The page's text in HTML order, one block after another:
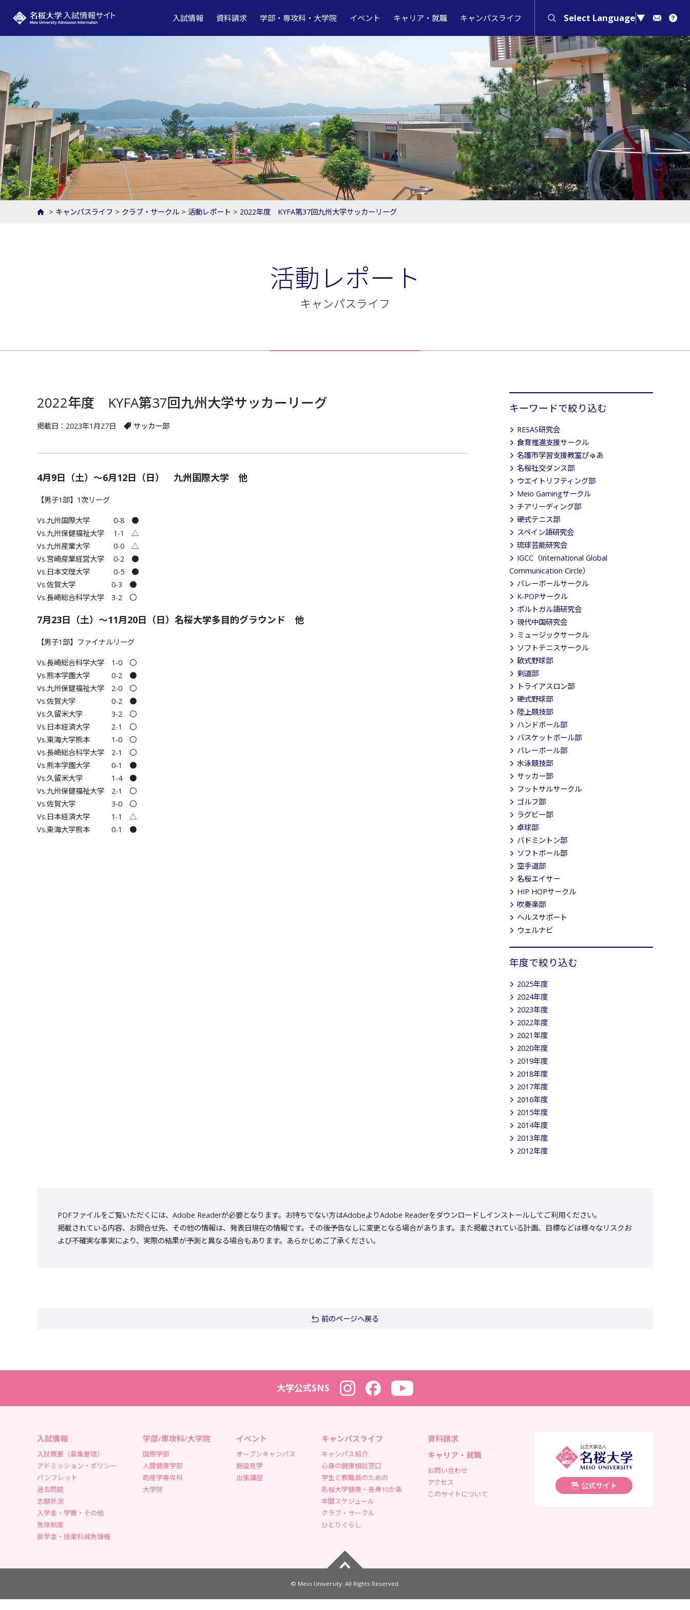
名桜大学 入試情報サイト
入試情報 資料請求 学部・専攻科・大学院 イベント キャリア・就職 キャンパスライフ Select Language▼
> キャンパスライフ > クラブ・サークル > 活動レポート > 2022年度 KYFA第37回九州大学サッカーリーグ
活動レポート
キャンパスライフ
2022年度 KYFA第37回九州大学サッカーリーグ
掲載日：2023年1月27日 サッカー部
4月9日（土）～6月12日（日） 九州国際大学 他
【男子1部】1次リーグ
Vs.九州国際大学 0-8 ●
Vs.九州保健福祉大学 1-1 △
Vs.九州産業大学 0-0 △
Vs.宮崎産業経営大学 0-2 ●
Vs.日本文理大学 0-5 ●
Vs.佐賀大学 0-3 ●
Vs.長崎総合科学大学 3-2 〇
7月23日（土）～11月20日（日）名桜大学多目的グラウンド 他
【男子1部】ファイナルリーグ
Vs.長崎総合科学大学 1-0 〇
Vs.熊本学園大学 0-2 ●
Vs.九州保健福祉大学 2-0 〇
Vs.佐賀大学 0-2 ●
Vs.久留米大学 3-2 〇
Vs.日本経済大学 2-1 〇
Vs.東海大学熊本 1-0 〇
Vs.長崎総合科学大学 2-1 〇
Vs.熊本学園大学 0-1 ●
Vs.久留米大学 1-4 ●
Vs.九州保健福祉大学 2-1 〇
Vs.佐賀大学 3-0 〇
Vs.日本経済大学 1-1 △
Vs.東海大学熊本 0-1 ●
キーワードで絞り込む
RESAS研究会
食育推進支援サークル
名護市学習支援教室ぴゅあ
名桜社交ダンス部
ウエイトリフティング部
Meio Gamingサークル
チアリーディング部
硬式テニス部
スペイン語研究会
琉球芸能研究会
IGCC（International Global
Communication Circle）
バレーボールサークル
K-POPサークル
ポルトガル語研究会
現代中国研究会
ミュージックサークル
ソフトテニスサークル
軟式野球部
剣道部
トライアスロン部
硬式野球部
陸上競技部
ハンドボール部
バスケットボール部
バレーボール部
水泳競技部
サッカー部
フットサルサークル
ゴルフ部
ラグビー部
卓球部
バドミントン部
ソフトボール部
空手道部
名桜エイサー
HIP HOPサークル
吹奏楽部
ヘルスサポート
ウェルナビ
年度で絞り込む
2025年度
2024年度
2023年度
2022年度
2021年度
2020年度
2019年度
2018年度
2017年度
2016年度
2015年度
2014年度
2013年度
2012年度
PDFファイルをご覧いただくには、Adobe Readerが必要となります。お持ちでない方はAdobeよりAdobe Readerをダウンロードしインストールしてご利用ください。
掲載されている内容、お問合せ先、その他の情報は、発表日現在の情報です。その後予告なしに変更となる場合があります。また掲載されている計画、目標などは様々なリスクお
よび不確実な事実により、実際の結果が予測と異なる場合もあります。あらかじめご了承ください。
前のページへ戻る
大学公式SNS InstagramFacebook
入試情報
入試概要（募集要項）
アドミッション・ポリシー
パンフレット
過去問題
志願状況
入学金・学費・その他
免除制度
奨学金・授業料減免情報
学部/専攻科/大学院
国際学部
人間健康学部
助産学専攻科
大学院
イベント
オープンキャンパス
施設見学
出張講座
キャンパスライフ
キャンパス紹介
心身の健康相談窓口
学生と教職員のための
名桜大学健康・長寿10か条
年間スケジュール
クラブ・サークル
ひとりぐらし
資料請求
キャリア・就職
お問い合わせ
アクセス
このサイトについて
公式サイト
© Meio University. All Rights Reserved.